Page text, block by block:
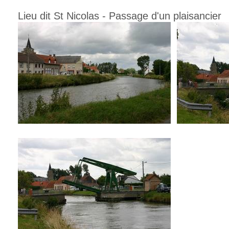
Lieu dit St Nicolas - Passage d'un plaisancier